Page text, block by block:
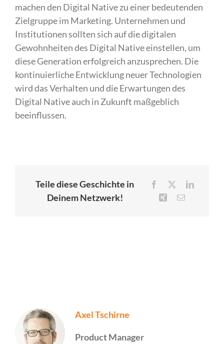
machen den Digital Native zu einer bedeutenden
Zielgruppe im Marketing. Unternehmen und
Institutionen sollten sich auf die digitalen
Gewohnheiten des Digital Native einstellen, um
diese Generation erfolgreich anzusprechen. Die
kontinuierliche Entwicklung neuer Technologien
wird das Verhalten und die Erwartungen des
Digital Native auch in Zukunft maßgeblich
beeinflussen.
Teile diese Geschichte in
Deinem Netzwerk!
Facebook
LinkedIn
Xing E-
Axel Tschirne
Product Manager